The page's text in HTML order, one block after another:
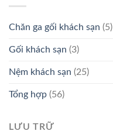
Chăn ga gối khách sạn (5)
Gối khách sạn (3)
Nệm khách sạn (25)
Tổng hợp (56)
LƯU TRỮ